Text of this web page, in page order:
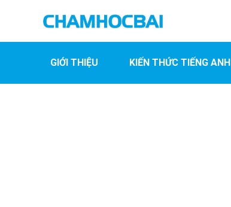
GIỚI THIỆU KIẾN THỨC TIẾNG ANH